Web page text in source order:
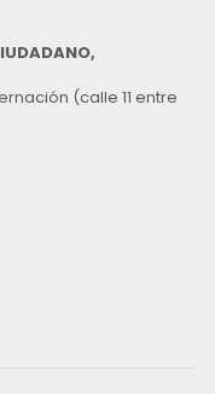
(calle 11 entre